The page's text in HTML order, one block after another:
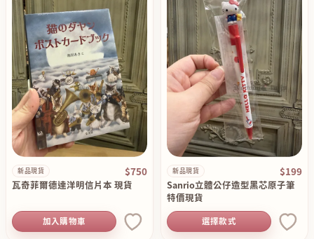
新品現貨 $750
瓦奇菲爾德達洋明信片本 現貨
加入購物車
新品現貨 $199
Sanrio立體公仔造型黑芯原子筆
特價現貨
選擇款式